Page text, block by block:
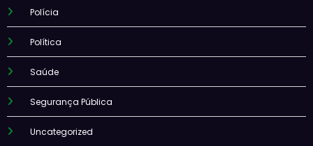
Polícia
Política
Saúde
Segurança Pública
Uncategorized